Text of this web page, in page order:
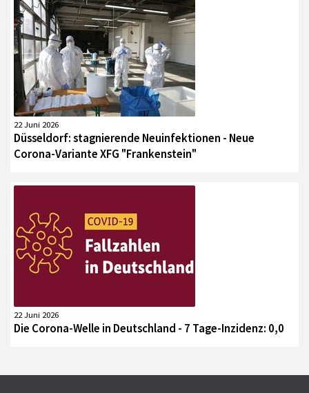
22 Juni 2026
Düsseldorf: stagnierende Neuinfektionen - Neue
Corona-Variante XFG "Frankenstein"
22 Juni 2026
Die Corona-Welle in Deutschland - 7 Tage-Inzidenz: 0,0